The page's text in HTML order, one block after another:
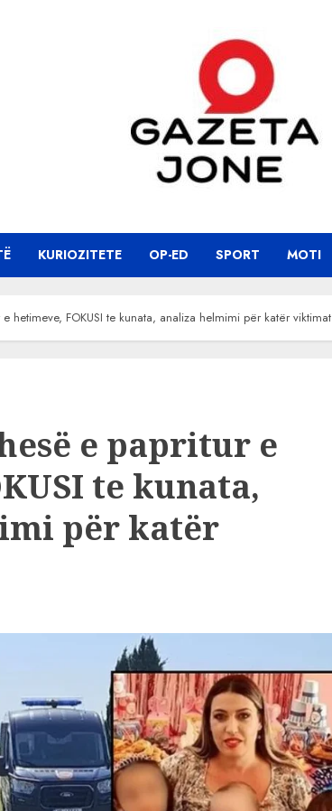
KURIOZITETE OP-ED SPORT MOTI
hetimeve, FOKUSI te kunata, analiza helmimi për katër viktimat
e papritur e
te kunata,
për katër